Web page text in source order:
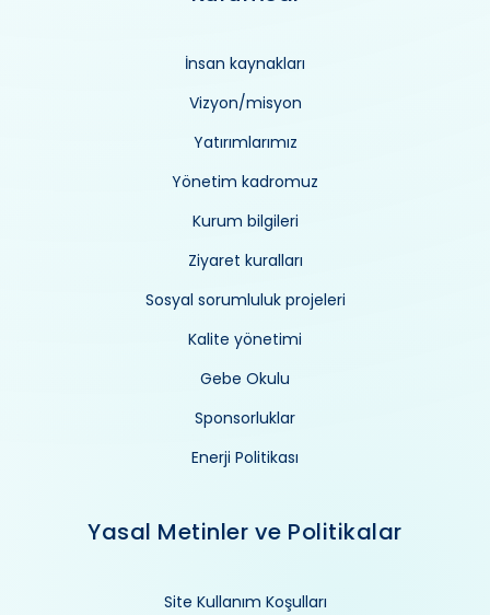
İnsan kaynakları
Vizyon/misyon
Yatırımlarımız
Yönetim kadromuz
Kurum bilgileri
Ziyaret kuralları
Sosyal sorumluluk projeleri
Kalite yönetimi
Gebe Okulu
Sponsorluklar
Enerji Politikası
Yasal Metinler ve Politikalar
Site Kullanım Koşulları